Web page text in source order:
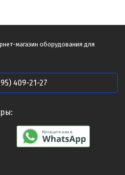
магазин оборудования для
409-21-27